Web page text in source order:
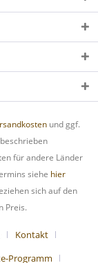
und ggf.
für andere Länder
siehe hier
sich auf den
Preis.
Kontakt
Programm